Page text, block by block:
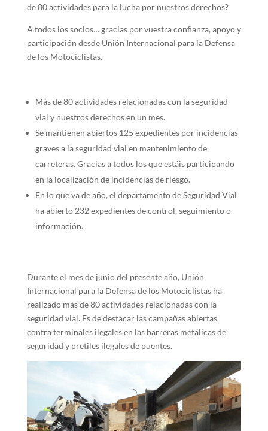
de 80 actividades para la lucha por nuestros derechos?
A todos los socios… gracias por vuestra confianza, apoyo y
participación desde Unión Internacional para la Defensa
de los Motociclistas.
Más de 80 actividades relacionadas con la seguridad
vial y nuestros derechos en un mes.
Se mantienen abiertos 125 expedientes por incidencias
graves a la seguridad vial en mantenimiento de
carreteras. Gracias a todos los que estáis participando
en la localización de incidencias de riesgo.
En lo que va de año, el departamento de Seguridad Vial
ha abierto 232 expedientes de control, seguimiento o
información.
Durante el mes de junio del presente año, Unión
Internacional para la Defensa de los Motociclistas ha
realizado más de 80 actividades relacionadas con la
seguridad vial. Es de destacar las campañas abiertas
contra terminales ilegales en las barreras metálicas de
seguridad y pretiles ilegales de puentes.